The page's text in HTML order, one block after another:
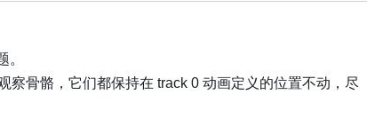
。
骨骼，它们都保持在 track 0 动画定义的位置不动，尽